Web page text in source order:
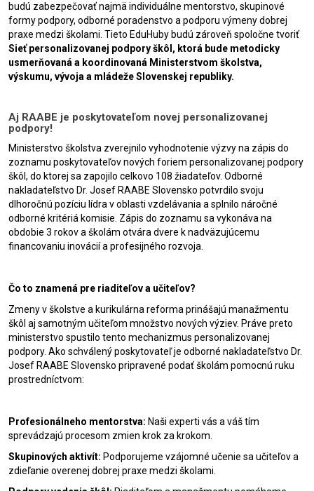
budú zabezpečovať najmä individuálne mentorstvo, skupinové
formy podpory, odborné poradenstvo a podporu výmeny dobrej
praxe medzi školami. Tieto EduHuby budú zároveň spoločne tvoriť
Sieť personalizovanej podpory škôl, ktorá bude metodicky
usmerňovaná a koordinovaná Ministerstvom školstva,
výskumu, vývoja a mládeže Slovenskej republiky.
Aj RAABE je poskytovateľom novej personalizovanej
podpory!
Ministerstvo školstva zverejnilo vyhodnotenie výzvy na zápis do
zoznamu poskytovateľov nových foriem personalizovanej podpory
škôl, do ktorej sa zapojilo celkovo 108 žiadateľov. Odborné
nakladateľstvo Dr. Josef RAABE Slovensko potvrdilo svoju
dlhoročnú pozíciu lídra v oblasti vzdelávania a splnilo náročné
odborné kritériá komisie. Zápis do zoznamu sa vykonáva na
obdobie 3 rokov a školám otvára dvere k nadväzujúcemu
financovaniu inovácií a profesijného rozvoja.
Čo to znamená pre riaditeľov a učiteľov?
Zmeny v školstve a kurikulárna reforma prinášajú manažmentu
škôl aj samotným učiteľom množstvo nových výziev. Práve preto
ministerstvo spustilo tento mechanizmus personalizovanej
podpory. Ako schválený poskytovateľ je odborné nakladateľstvo Dr.
Josef RAABE Slovensko pripravené podať školám pomocnú ruku
prostredníctvom:
Profesionálneho mentorstva: Naši experti vás a váš tím
sprevádzajú procesom zmien krok za krokom.
Skupinových aktivít: Podporujeme vzájomné učenie sa učiteľov a
zdieľanie overenej dobrej praxe medzi školami.